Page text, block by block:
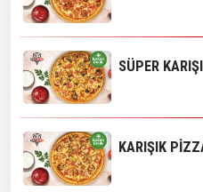
SÜPER
KARIŞIK